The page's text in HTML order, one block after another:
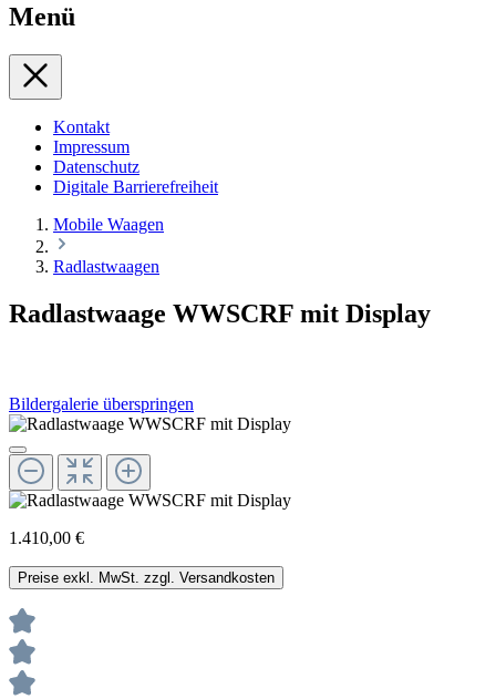
Menü
Kontakt
Impressum
Datenschutz
Digitale Barrierefreiheit
Mobile Waagen
Radlastwaagen
Radlastwaage WWSCRF mit Display
Bildergalerie überspringen
1.410,00 €
Preise exkl. MwSt. zzgl. Versandkosten